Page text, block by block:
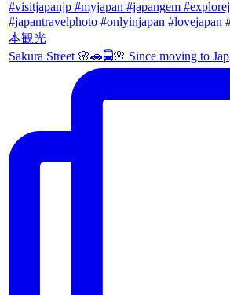
Sakura Street 🌸🚗🚍🌸 Since moving to Jap